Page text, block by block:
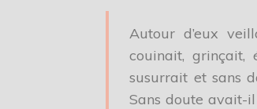
Autour d’eux
couinait, grinçait,
susurrait et sans
Sans doute avait-